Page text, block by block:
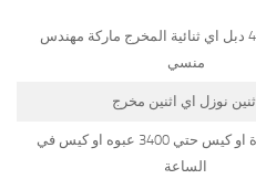
403II-1000ml دبل اي ثنائية المخرج ماركة مهندس
منسي
اثنين نوزل اي اثنين مخرج
من 1600 عبوة او كيس حتي 3400 عبوه او كيس في
الساعة